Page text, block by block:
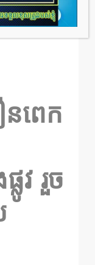
ៅបុករបាំងថ្មពុះចែក
ពេក
លូវ រួច